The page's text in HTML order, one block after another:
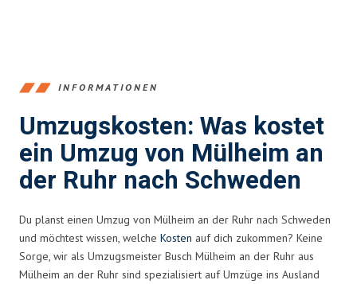
INFORMATIONEN
Umzugskosten: Was kostet
ein Umzug von Mülheim an
der Ruhr nach Schweden
Du planst einen Umzug von Mülheim an der Ruhr nach Schweden
und möchtest wissen, welche Kosten auf dich zukommen? Keine
Sorge, wir als Umzugsmeister Busch Mülheim an der Ruhr aus
Mülheim an der Ruhr sind spezialisiert auf Umzüge ins Ausland